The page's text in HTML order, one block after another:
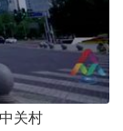
关村